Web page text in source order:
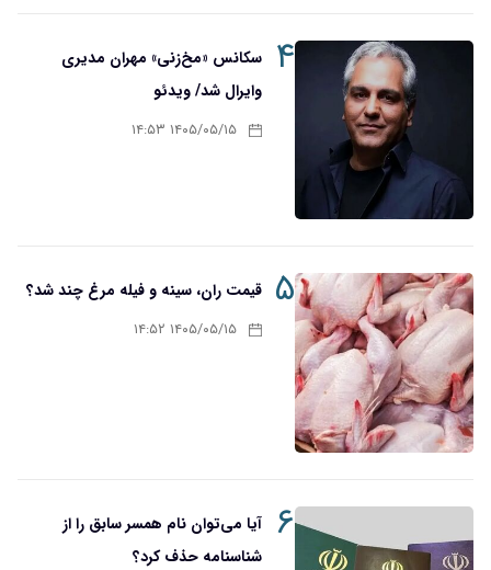
۴
سکانس «مخ‌زنی» مهران مدیری
وایرال شد/ ویدئو
۱۴۰۵/۰۵/۱۵ ۱۴:۵۳
۵ قیمت ران، سینه و فیله مرغ چند شد؟
۱۴۰۵/۰۵/۱۵ ۱۴:۵۲
۶
آیا می‌توان نام همسر سابق را از
شناسنامه حذف کرد؟